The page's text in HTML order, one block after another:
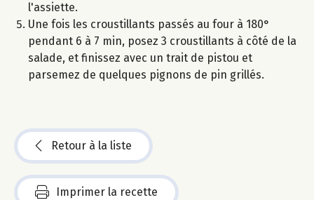
l'assiette.
Une fois les croustillants passés au four à 180°
pendant 6 à 7 min, posez 3 croustillants à côté de la
salade, et finissez avec un trait de pistou et
parsemez de quelques pignons de pin grillés.
Retour à la liste
Imprimer la recette